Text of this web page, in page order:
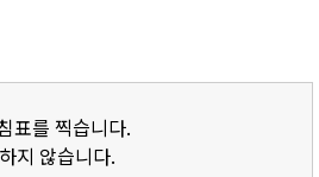
표를 찍습니다.
지 않습니다.